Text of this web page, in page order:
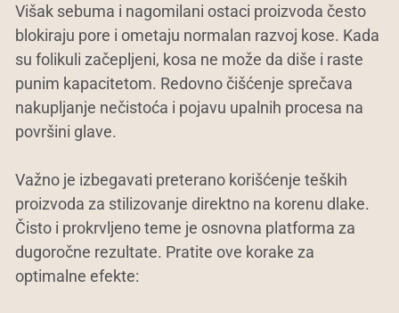
Višak sebuma i nagomilani ostaci proizvoda često
blokiraju pore i ometaju normalan razvoj kose. Kada
su folikuli začepljeni, kosa ne može da diše i raste
punim kapacitetom. Redovno čišćenje sprečava
nakupljanje nečistoća i pojavu upalnih procesa na
površini glave.
Važno je izbegavati preterano korišćenje teških
proizvoda za stilizovanje direktno na korenu dlake.
Čisto i prokrvljeno teme je osnovna platforma za
dugoročne rezultate. Pratite ove korake za
optimalne efekte: